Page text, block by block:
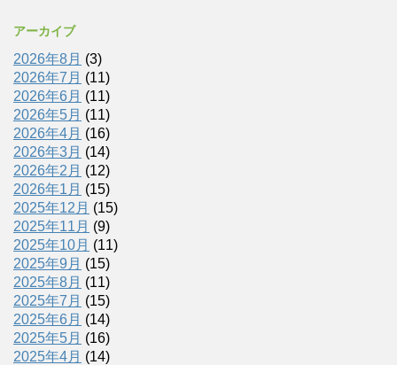
アーカイブ
2026年8月 (3)
2026年7月 (11)
2026年6月 (11)
2026年5月 (11)
2026年4月 (16)
2026年3月 (14)
2026年2月 (12)
2026年1月 (15)
2025年12月 (15)
2025年11月 (9)
2025年10月 (11)
2025年9月 (15)
2025年8月 (11)
2025年7月 (15)
2025年6月 (14)
2025年5月 (16)
2025年4月 (14)